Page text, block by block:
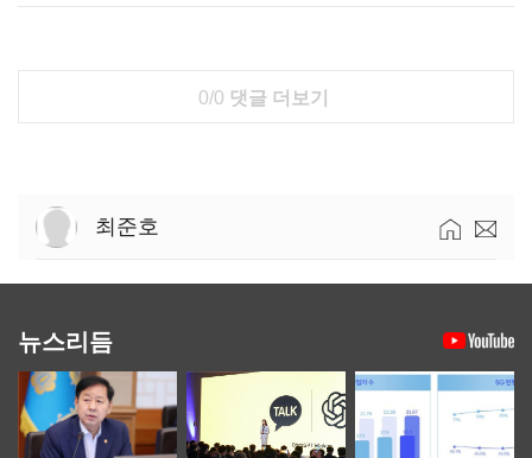
0/0 댓글 더보기
최준호
뉴스리듬